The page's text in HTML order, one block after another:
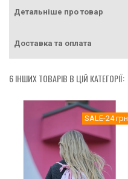
Детальніше про товар
Доставка та оплата
6 ІНШИХ ТОВАРІВ В ЦІЙ КАТЕГОРІЇ:
SALE-24 грн